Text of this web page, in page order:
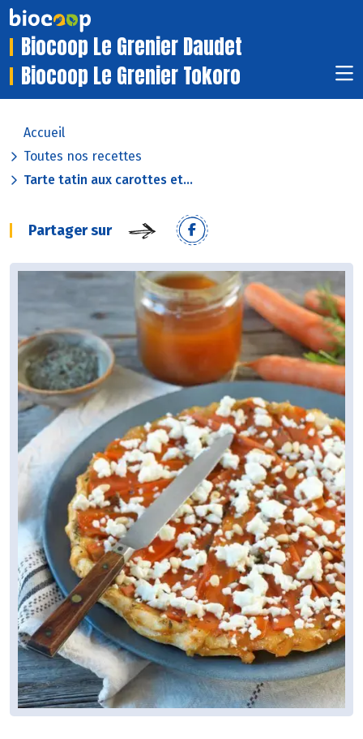
Biocoop Le Grenier Daudet
Biocoop Le Grenier Tokoro
Accueil
Toutes nos recettes
Tarte tatin aux carottes et...
Partager sur